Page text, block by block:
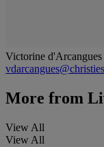
Victorine d'Arcangues
More from
View All
View All